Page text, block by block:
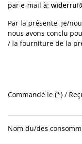
par e-mail à:
Par la présente, je/
nous avons conclu
/ la fourniture de la
Commandé le (*) /
Nom du/des